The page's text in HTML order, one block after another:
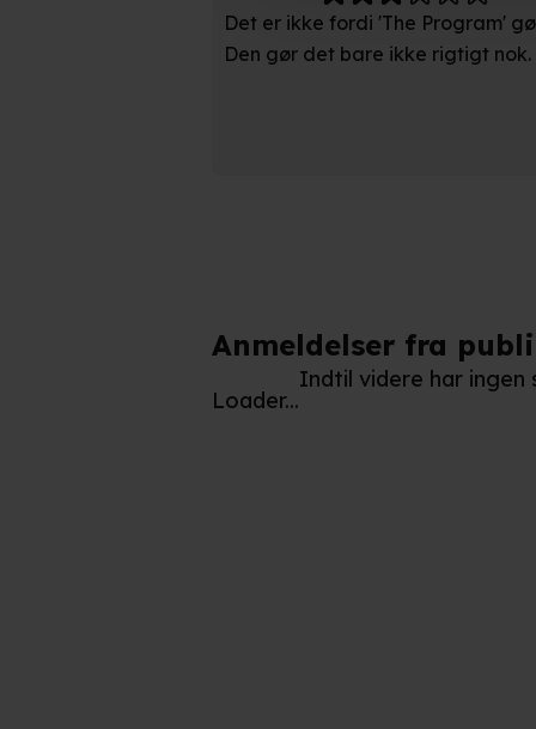
Indsamle præcise
Identificere din enhed
Du kan altid trække dit
funktionalitet, generere
Når vi anvender cookies,
Det er ikke fordi 'The Program'
Den gør det bare ikke rigtigt nok.
Anmeldelser fra
Loader...
Indtil videre har ingen